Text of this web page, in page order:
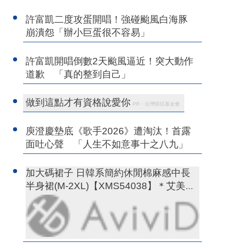
許富凱二度攻蛋開唱！強碰颱風白海豚
崩潰怨「辦小巨蛋很不容易」
許富凱開唱倒數2天颱風逼近！突大動作
道歉 「真的整到自己」
做到這點才有資格說愛你 PR・台灣癌症基金會
庾澄慶墊底《歌手2026》遭淘汰！首露
面吐心聲 「人生不如意事十之八九」
加大碼裙子 日韓系簡約休閒棉麻感中長
半身裙(M-2XL)【XMS54038】＊艾美時
尚(現+預)